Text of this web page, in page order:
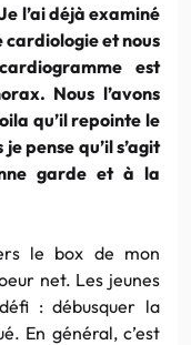
l’ai déjà examiné
cardiologie et nous
est
Nous l’avons
qu’il repointe le
pense qu’il s’agit
garde et à la
le box de mon
net. Les jeunes
: débusquer la
En général, c’est